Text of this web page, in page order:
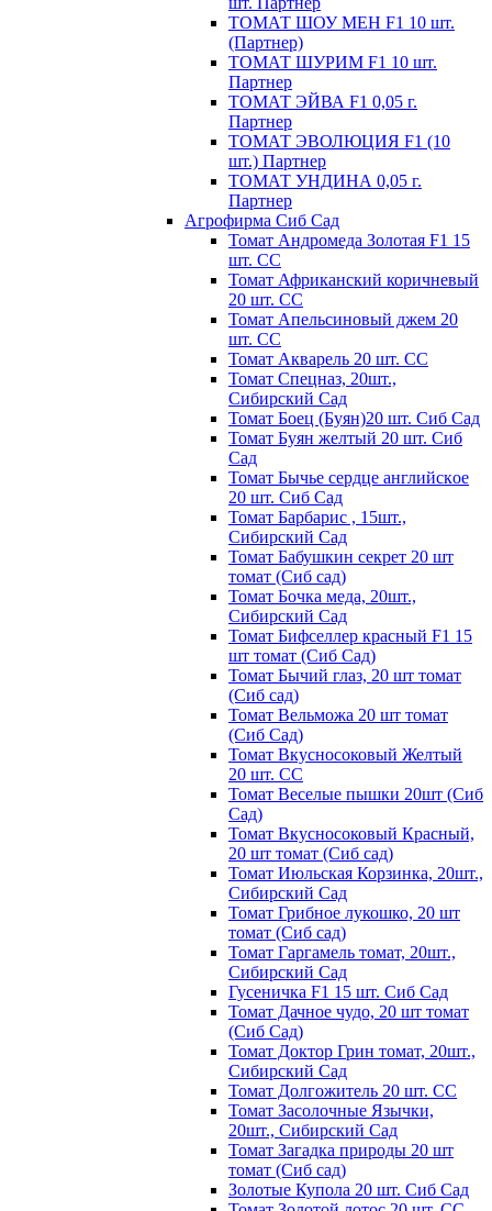
ТОМАТ ШОУ МЕН F1 10 шт.
(Партнер)
ТОМАТ ШУРИМ F1 10 шт.
Партнер
ТОМАТ ЭЙВА F1 0,05 г.
Партнер
ТОМАТ ЭВОЛЮЦИЯ F1 (10
шт.) Партнер
ТОМАТ УНДИНА 0,05 г.
Партнер
Агрофирма Сиб Сад
Томат Андромеда Золотая F1 15
шт. СС
Томат Африканский коричневый
20 шт. СС
Томат Апельсиновый джем 20
шт. СС
Томат Акварель 20 шт. СС
Томат Спецназ, 20шт.,
Сибирский Сад
Томат Боец (Буян)20 шт. Сиб Сад
Томат Бyян жeлтый 20 шт. Сиб
Сaд
Томат Бычьe cepдцe aнглийcкoe
20 шт. Сиб Сaд
Томат Барбарис , 15шт.,
Сибирский Сад
Томат Бабушкин секрет 20 шт
томат (Сиб сад)
Томат Бочка меда, 20шт.,
Сибирский Сад
Томат Бифселлер красный F1 15
шт томат (Сиб Сад)
Томат Бычий глаз, 20 шт томат
(Сиб сад)
Томат Вельможа 20 шт томат
(Сиб Сад)
Томат Вкусносоковый Желтый
20 шт. СС
Томат Веселые пышки 20шт (Сиб
Сад)
Томат Вкусносоковый Красный,
20 шт томат (Сиб сад)
Томат Июльская Корзинка, 20шт.,
Сибирский Сад
Томат Грибное лукошко, 20 шт
томат (Сиб сад)
Томат Гаргамель томат, 20шт.,
Сибирский Сад
Гусеничка F1 15 шт. Сиб Сад
Томат Дачное чудо, 20 шт томат
(Сиб Сад)
Томат Доктор Грин томат, 20шт.,
Сибирский Сад
Томат Долгожитель 20 шт. СС
Томат Засолочные Язычки,
20шт., Сибирский Сад
Томат Загадка природы 20 шт
томат (Сиб сад)
Золотые Купола 20 шт. Сиб Сад